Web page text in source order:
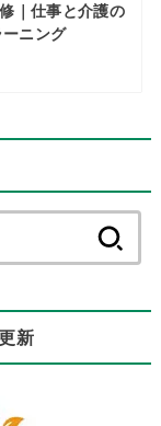
｜仕事と介護の
ニング
新